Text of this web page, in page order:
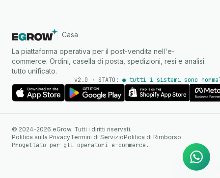
Casa
La piattaforma operativa per il post-vendita nell'e-
commerce. Ordini, casella di posta, spedizioni, resi e analisi:
tutto unificato.
v2.0 · STATO: ● tutti i sistemi sono
© 2024-2026 eGrow. Tutti i diritti riservati.
Politica sulla PrivacyTermini di ServizioPolitica di Rimborso
Progettato per gli operatori e-commerce.
WhatsApp